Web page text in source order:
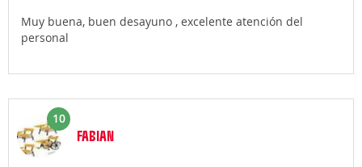
Muy buena, buen desayuno , excelente atención del
personal
10
FABIAN